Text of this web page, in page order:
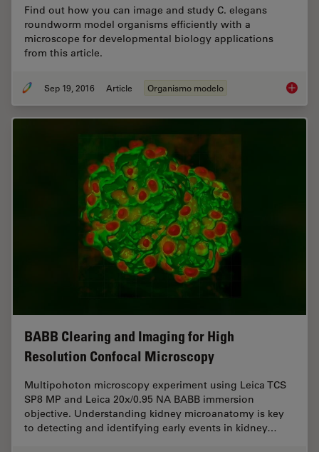
Find out how you can image and study C. elegans
roundworm model organisms efficiently with a
microscope for developmental biology applications
from this article.
Sep 19, 2016 Article Organismo modelo
BABB Clearing and Imaging for High
Resolution Confocal Microscopy
Multipohoton microscopy experiment using Leica TCS
SP8 MP and Leica 20x/0.95 NA BABB immersion
objective. Understanding kidney microanatomy is key
to detecting and identifying early events in kidney…